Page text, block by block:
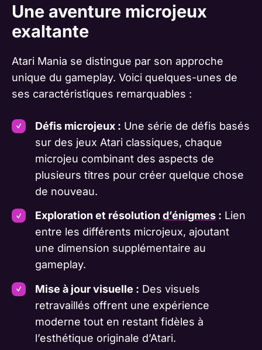
Une aventure microjeux
exaltante
Atari Mania se distingue par son approche
unique du gameplay. Voici quelques-unes de
ses caractéristiques remarquables :
Défis microjeux : Une série de défis basés
sur des jeux Atari classiques, chaque
microjeu combinant des aspects de
plusieurs titres pour créer quelque chose
de nouveau.
Exploration et résolution d’énigmes: Lien
entre les différents microjeux, ajoutant
une dimension supplémentaire au
gameplay.
Mise à jour visuelle : Des visuels
retravaillés offrent une expérience
moderne tout en restant fidèles à
l’esthétique originale d’Atari.